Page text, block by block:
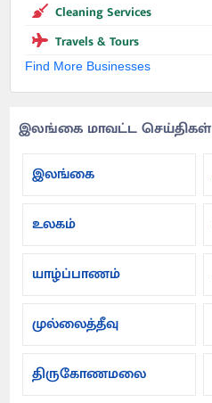
Cleaning Services
Travels & Tours
Find More Businesses
இலங்கை மாவட்ட செய்திகள்
இலங்கை
உலகம்
யாழ்ப்பாணம்
முல்லைத்தீவு
திருகோணமலை